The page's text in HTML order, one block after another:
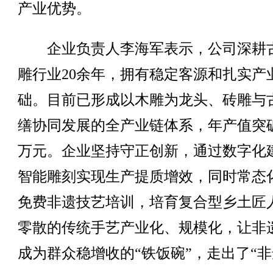
产业优势。
企业负责人李海军表示，公司深耕
雕行业20余年，拥有稳定客源和扎实产
础。目前已形成以木雕为龙头、砖雕与
缮协同发展的全产业链体系，年产值突
万元。企业坚持守正创新，通过数字化
智能雕刻实现生产提质增效，同时常态
免费非遗技艺培训，培育复合型乡土匠
零散的传统手艺产业化、规模化，让非
成为群众稳增收的“铁饭碗”，走出了“